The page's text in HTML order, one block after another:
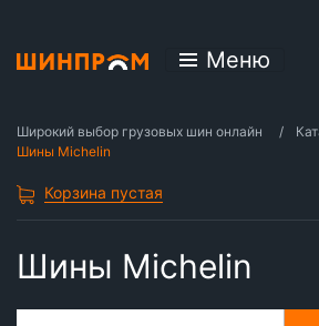
Меню
Широкий выбор грузовых шин онлайн
Шины Michelin
Корзина пустая
Шины Michelin